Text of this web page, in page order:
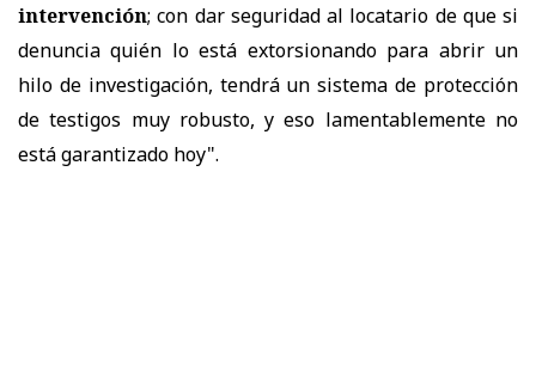
intervención; con dar seguridad al locatario de que si
denuncia quién lo está extorsionando para abrir un
hilo de investigación, tendrá un sistema de protección
de testigos muy robusto, y eso lamentablemente no
está garantizado hoy".